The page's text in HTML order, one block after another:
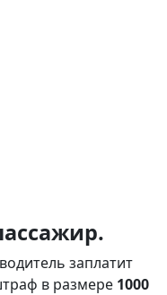
заплатит
в размере 1000